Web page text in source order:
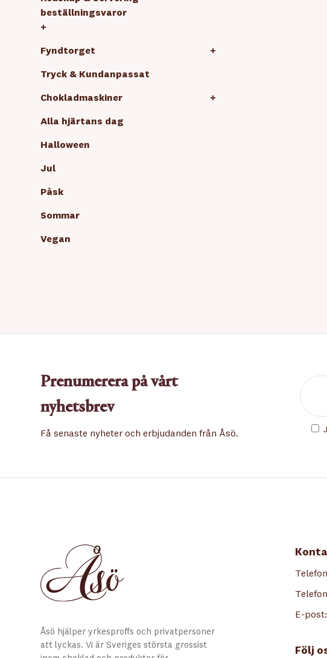
beställningsvaror
+
Fyndtorget +
Tryck & Kundanpassat
Chokladmaskiner +
Alla hjärtans dag
Halloween
Jul
Påsk
Sommar
Vegan
Prenumerera på vårt
nyhetsbrev
Få senaste nyheter och erbjudanden från Åsö.
Åsö hjälper yrkesproffs och privatpersoner
att lyckas. Vi är Sveriges största grossist
E-post:
Följ